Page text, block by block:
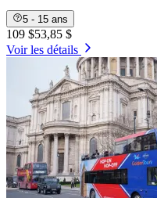
5 - 15 ans
109 $53,85 $
Voir les détails